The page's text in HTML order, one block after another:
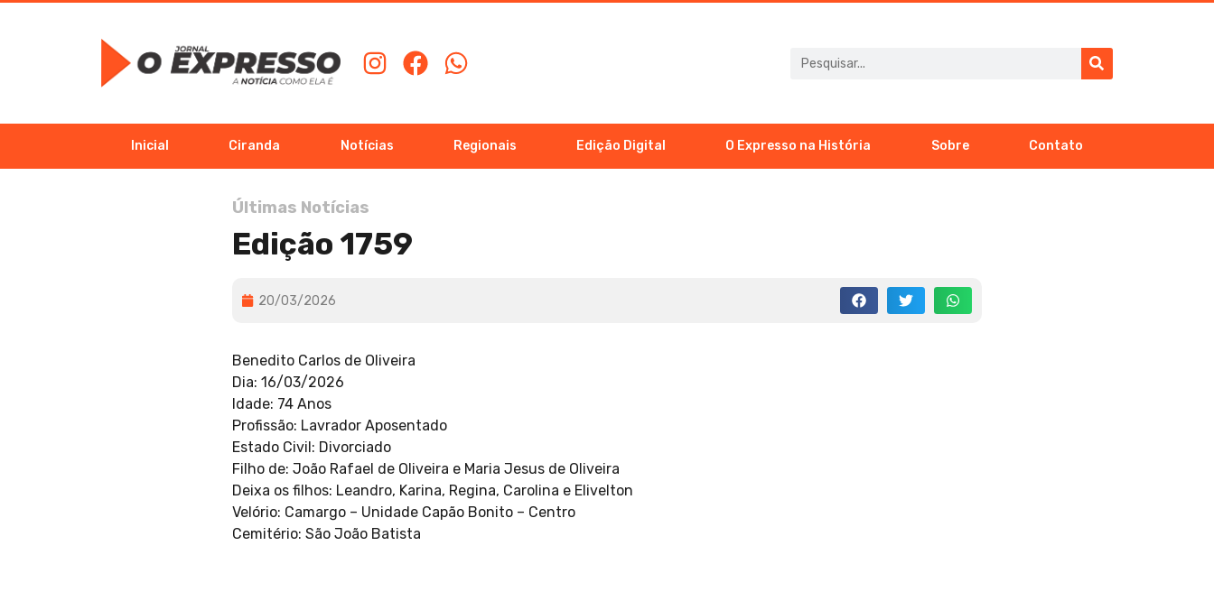
Inicial Ciranda Notícias Regionais Edição Digital O Expresso na História Sobre Contato
Últimas Notícias
Edição 1759
20/03/2026
Benedito Carlos de Oliveira
Dia: 16/03/2026
Idade: 74 Anos
Profissão: Lavrador Aposentado
Estado Civil: Divorciado
Filho de: João Rafael de Oliveira e Maria Jesus de Oliveira
Deixa os filhos: Leandro, Karina, Regina, Carolina e Elivelton
Velório: Camargo – Unidade Capão Bonito – Centro
Cemitério: São João Batista